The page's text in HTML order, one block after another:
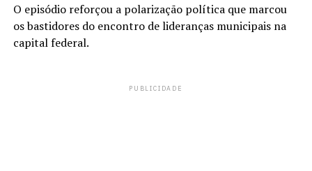
O episódio reforçou a polarização política que marcou
os bastidores do encontro de lideranças municipais na
capital federal.
PUBLICIDADE